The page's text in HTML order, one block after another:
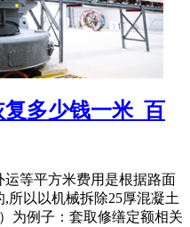
多少钱一米_百
运等平方米费用是根据路面
所以以机械拆除25厚混凝土
为例子：套取修缮定额相关